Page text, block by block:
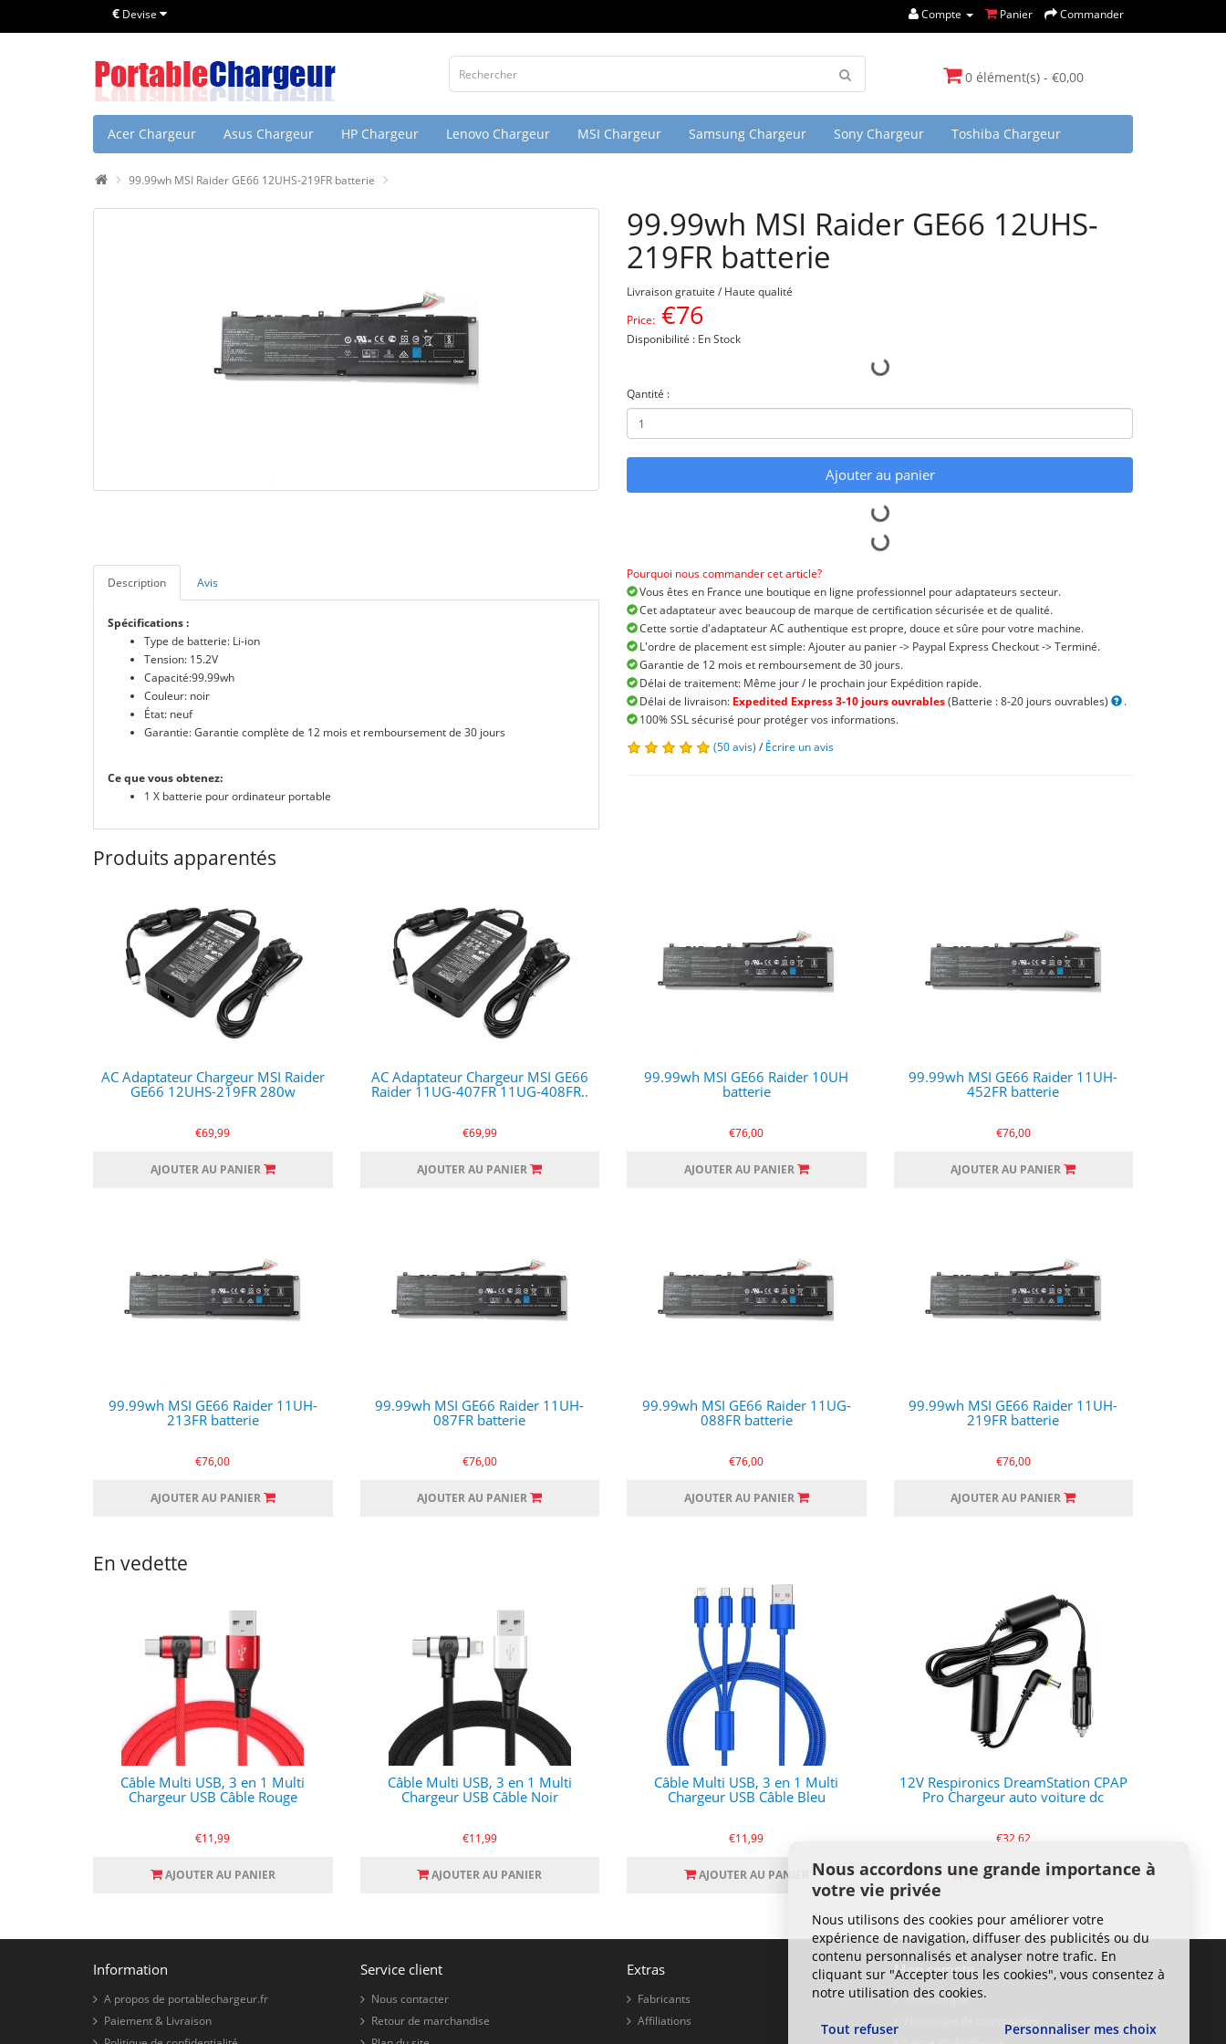
€ Devise Compte Panier Commander
0 élément(s) - €0,00
Acer Chargeur Asus Chargeur HP Chargeur Lenovo Chargeur MSI Chargeur Samsung Chargeur Sony Chargeur Toshiba Chargeur
99.99wh MSI Raider GE66 12UHS-219FR batterie
99.99wh MSI Raider GE66 12UHS-
219FR batterie
Livraison gratuite / Haute qualité
Price: €76
Disponibilité : En Stock
Qantité :
Ajouter au panier
Description Avis
Spécifications :
Type de batterie: Li-ion
Tension: 15.2V
Capacité:99.99wh
Couleur: noir
État: neuf
Garantie: Garantie complète de 12 mois et remboursement de 30 jours
Ce que vous obtenez:
1 X batterie pour ordinateur portable
Pourquoi nous commander cet article?
Vous êtes en France une boutique en ligne professionnel pour adaptateurs secteur.
Cet adaptateur avec beaucoup de marque de certification sécurisée et de qualité.
Cette sortie d'adaptateur AC authentique est propre, douce et sûre pour votre machine.
L'ordre de placement est simple: Ajouter au panier -> Paypal Express Checkout -> Terminé.
Garantie de 12 mois et remboursement de 30 jours.
Délai de traitement: Même jour / le prochain jour Expédition rapide.
Délai de livraison: Expedited Express 3-10 jours ouvrables(Batterie : 8-20 jours ouvrables)
.
100% SSL sécurisé pour protéger vos informations.
(50 avis) / Écrire un avis
Produits apparentés
AC Adaptateur Chargeur MSI Raider
GE66 12UHS-219FR 280w
€69,99
AJOUTER AU PANIER
AC Adaptateur Chargeur MSI GE66
Raider 11UG-407FR 11UG-408FR..
€69,99
AJOUTER AU PANIER
99.99wh MSI GE66 Raider 10UH
batterie
€76,00
AJOUTER AU PANIER
99.99wh MSI GE66 Raider 11UH-
452FR batterie
€76,00
AJOUTER AU PANIER
99.99wh MSI GE66 Raider 11UH-
213FR batterie
€76,00
AJOUTER AU PANIER
99.99wh MSI GE66 Raider 11UH-
087FR batterie
€76,00
AJOUTER AU PANIER
99.99wh MSI GE66 Raider 11UG-
088FR batterie
€76,00
AJOUTER AU PANIER
99.99wh MSI GE66 Raider 11UH-
219FR batterie
€76,00
AJOUTER AU PANIER
En vedette
Câble Multi USB, 3 en 1 Multi
Chargeur USB Câble Rouge
€11,99
AJOUTER AU PANIER
Câble Multi USB, 3 en 1 Multi
Chargeur USB Câble Noir
€11,99
AJOUTER AU PANIER
Câble Multi USB, 3 en 1 Multi
Chargeur USB Câble Bleu
€11,99
AJOUTER AU PANIER
12V Respironics DreamStation CPAP
Pro Chargeur auto voiture dc
€32,62
AJOUTER AU PANIER
Information
A propos de portablechargeur.fr
Paiement & Livraison
Service client
Nous contacter
Retour de marchandise
Extras
Fabricants
Affiliations
Mon compte
Mon compte
Nous accordons une grande importance à
votre vie privée
Nous utilisons des cookies pour améliorer votre
expérience de navigation, diffuser des publicités ou du
contenu personnalisés et analyser notre trafic. En
cliquant sur "Accepter tous les cookies", vous consentez à
notre utilisation des cookies.
Tout refuser Personnaliser mes choix